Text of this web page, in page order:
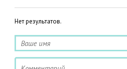
Нет результатов.